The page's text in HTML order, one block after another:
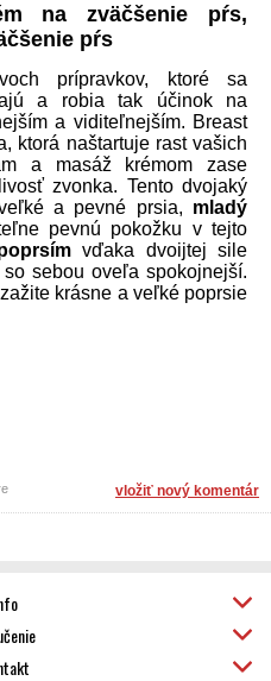
na zväčšenie pŕs,
pŕs
prípravkov, ktoré sa
a robia tak účinok na
a viditeľnejším. Breast
ktorá naštartuje rast vašich
a masáž krémom zase
zvonka. Tento dvojaký
a pevné prsia, mladý
pevnú pokožku v tejto
vďaka dvoijtej sile
sebou oveľa spokojnejší.
krásne a veľké poprsie
vložiť nový komentár